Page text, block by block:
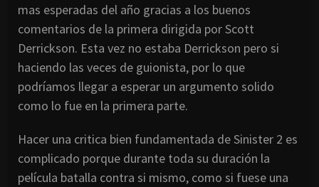
mas esperadas del año gracias a los buenos
comentarios de la primera dirigida por Scott
Derrickson. Esta vez no estaba Derrickson pero si
haciendo las veces de guionista, por lo que
podríamos llegar a esperar un argumento solido
como lo fue en la primera parte.
Hacer una critica bien fundamentada de Sinister 2 es
complicado porque durante toda su duración la
película batalla contra si mismo, como si fuese una